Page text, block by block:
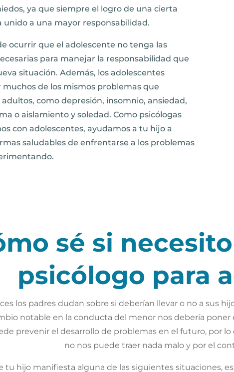
ya que siempre el logro de una cierta
unido a una mayor responsabilidad.
ocurrir que el adolescente no tenga las
para manejar la responsabilidad que
situación. Además, los adolescentes
de los mismos problemas que
como depresión, insomnio, ansiedad,
o aislamiento y soledad. Como psicólogas
con adolescentes, ayudamos a tu hijo a
saludables de enfrentarse a los problemas
sé si
psicólogo para
los padres dudan sobre si deberían llevar o no a sus
notable en la conducta del menor nos debería
prevenir el desarrollo de problemas en el futuro, por
no nos puede traer nada malo y por el
tu hijo manifiesta alguna de las siguientes situaciones,